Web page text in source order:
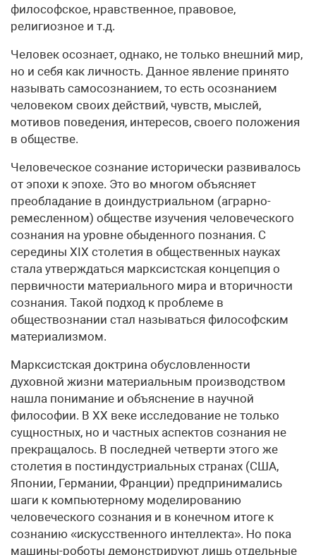
философское, нравственное, правовое,
религиозное и т.д.
Человек осознает, однако, не только внешний мир,
но и себя как личность. Данное явление принято
называть самосознанием, то есть осознанием
человеком своих действий, чувств, мыслей,
мотивов поведения, интересов, своего положения
в обществе.
Человеческое сознание исторически развивалось
от эпохи к эпохе. Это во многом объясняет
преобладание в доиндустриальном (аграрно-
ремесленном) обществе изучения человеческого
сознания на уровне обыденного познания. С
середины XIX столетия в общественных науках
стала утверждаться марксистская концепция о
первичности материального мира и вторичности
сознания. Такой подход к проблеме в
обществознании стал называться философским
материализмом.
Марксистская доктрина обусловленности
духовной жизни материальным производством
нашла понимание и объяснение в научной
философии. В XX веке исследование не только
сущностных, но и частных аспектов сознания не
прекращалось. В последней четверти этого же
столетия в постиндустриальных странах (США,
Японии, Германии, Франции) предпринимались
шаги к компьютерному моделированию
человеческого сознания и в конечном итоге к
сознанию «искусственного интеллекта». Но пока
машины-роботы демонстрируют лишь отдельные